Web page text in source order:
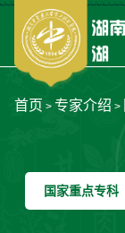
首页 > 专家介绍 >
国家重点专科